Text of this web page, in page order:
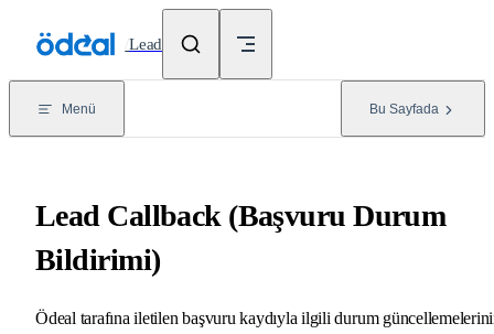
/Lead
Menü Bu Sayfada
Lead Callback (Başvuru Durum
Bildirimi)
Ödeal tarafına iletilen başvuru kaydıyla ilgili durum